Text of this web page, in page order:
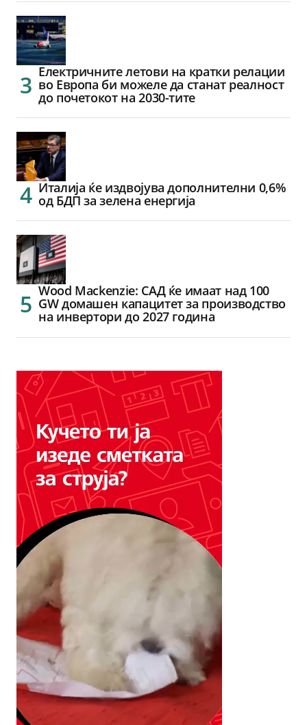
Електричните летови на кратки релации
во Европа би можеле да станат реалност
до почетокот на 2030-тите
Италија ќе издвојува дополнителни 0,6%
од БДП за зелена енергија
Wood Mackenzie: САД ќе имаат над 100
GW домашен капацитет за производство
на инвертори до 2027 година